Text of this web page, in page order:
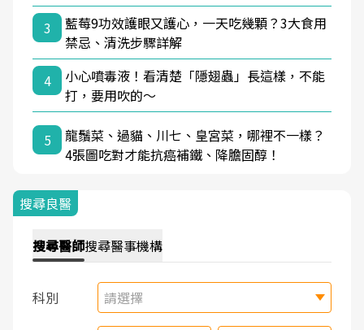
3
藍莓9功效護眼又護心，一天吃幾顆？3大食用
禁忌、清洗步驟詳解
4
小心噴毒液！看清楚「隱翅蟲」長這樣，不能
打，要用吹的～
5
龍鬚菜、過貓、川七、皇宮菜，哪裡不一樣？
4張圖吃對才能抗癌補鐵、降膽固醇！
搜尋良醫
搜尋醫師搜尋醫事機構
科別 請選擇